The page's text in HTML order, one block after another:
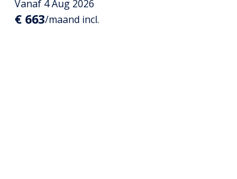
Vanaf 4 Aug 2026
€ 663/maand incl.